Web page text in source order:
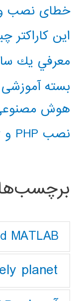
خطای نصب
این کاراکتر
معرفي يك
بسته
هوش
نصب PHP و composer در ویندوز 10
MATLAB
planet